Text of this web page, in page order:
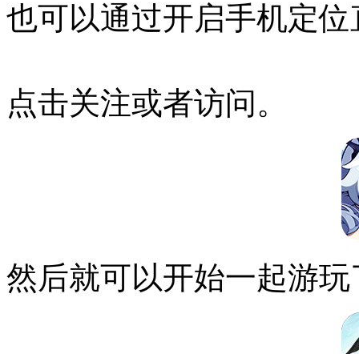
也可以通过开启手机定
点击关注或者访问。
然后就可以开始一起游玩